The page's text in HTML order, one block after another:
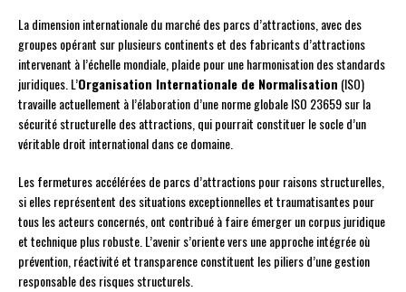
La dimension internationale du marché des parcs d’attractions, avec des
groupes opérant sur plusieurs continents et des fabricants d’attractions
intervenant à l’échelle mondiale, plaide pour une harmonisation des standards
juridiques. L’Organisation Internationale de Normalisation (ISO)
travaille actuellement à l’élaboration d’une norme globale ISO 23659 sur la
sécurité structurelle des attractions, qui pourrait constituer le socle d’un
véritable droit international dans ce domaine.
Les fermetures accélérées de parcs d’attractions pour raisons structurelles,
si elles représentent des situations exceptionnelles et traumatisantes pour
tous les acteurs concernés, ont contribué à faire émerger un corpus juridique
et technique plus robuste. L’avenir s’oriente vers une approche intégrée où
prévention, réactivité et transparence constituent les piliers d’une gestion
responsable des risques structurels.